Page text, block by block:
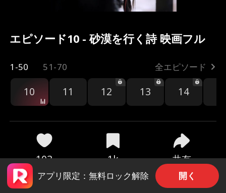
エピソード10 - 砂漠を行く詩 映画フル
1-50 51-70 全エピソード
10 11 12 13 14
103 1k 共有
アプリ限定：無料ロック解除 開く